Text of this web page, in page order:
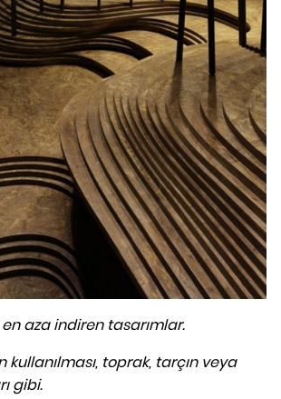
en aza indiren tasarımlar.
kullanılması, toprak, tarçın veya
gibi.